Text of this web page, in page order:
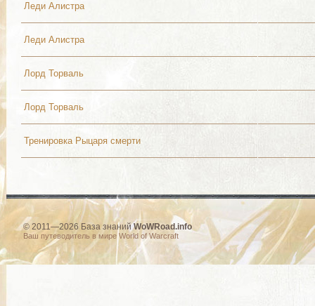
Леди Алистра
Леди Алистра
Лорд Торваль
Лорд Торваль
Тренировка Рыцаря смерти
© 2011—2026 База знанийWoWRoad.info
Ваш путеводитель в мире World of Warcraft